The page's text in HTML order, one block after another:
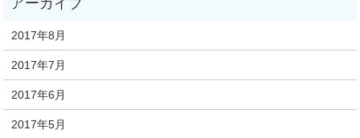
2017年8月
2017年7月
2017年6月
2017年5月